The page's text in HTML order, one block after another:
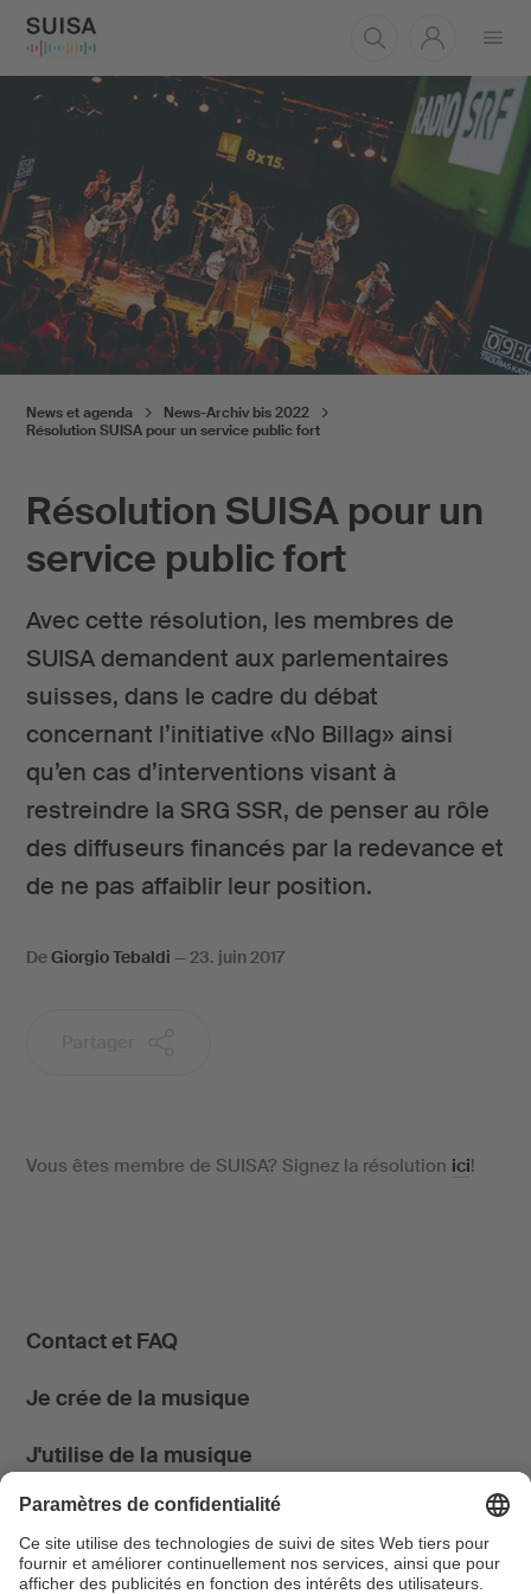
le
Résolution SUISA pour un
service public fort
Avec cette résolution, les membres de
SUISA demandent aux parlementaires
suisses, dans le cadre du débat
concernant l’initiative «No Billag» ainsi
qu’en cas d’interventions visant à
restreindre la SRG SSR, de penser au rôle
des diffuseurs financés par la redevance et
de ne pas affaiblir leur position.
News et agenda
News-Archiv bis 2022
Résolution SUISA pour un service public fort
DeGiorgio Tebaldi —23. juin 2017
Vous êtes membre de SUISA? Signez la résolution ici!
Contact et FAQ
Je crée de la musique
J'utilise de la musique
News & Agenda
FONDATION SUISA ↗